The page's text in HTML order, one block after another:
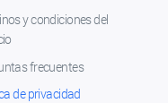
y condiciones del
frecuentes
de privacidad